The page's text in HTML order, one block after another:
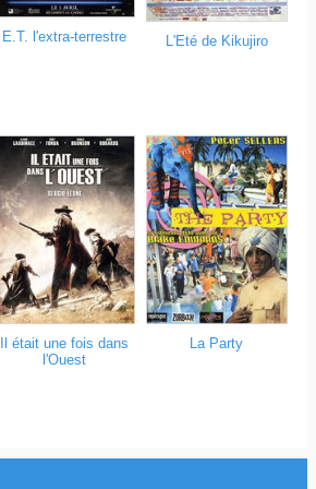
E.T. l'extra-terrestre L'Eté de Kikujiro
Il était une fois dans
l'Ouest
La Party